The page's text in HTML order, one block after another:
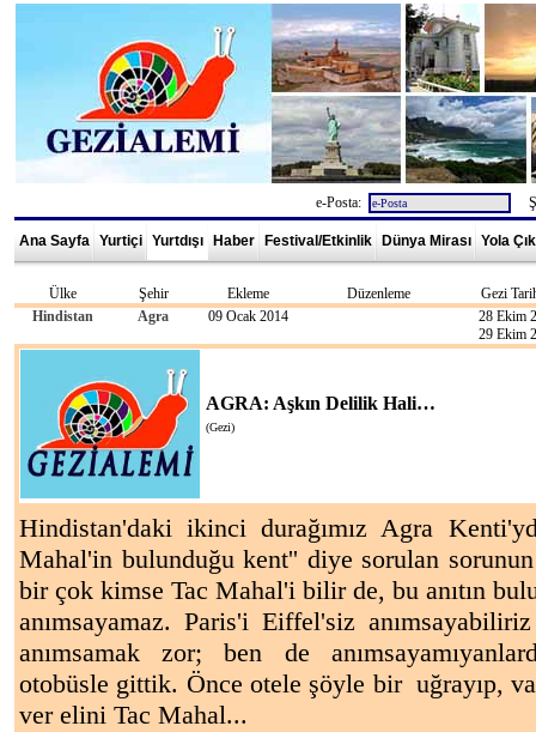
e-Posta:
Ana Sayfa Yurtiçi Yurtdışı Haber Festival/Etkinlik Dünya Mirası Yola
Ülke Şehir Ekleme Düzenleme
Gezi
Hindistan
Agra 09 Ocak 2014
28 Ekim
29 Ekim
AGRA: Aşkın Delilik Hali…
(Gezi)
Hindistan'daki ikinci durağımız Agra
Mahal'in bulunduğu kent'' diye sorulan
bir çok kimse Tac Mahal'i bilir de, bu anıtın
anımsayamaz. Paris'i Eiffel'siz
anımsamak zor; ben de
otobüsle gittik. Önce otele şöyle bir uğrayıp,
ver elini Tac Mahal...